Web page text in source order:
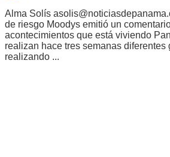
Alma Solís
de riesgo Moodys emitió un
acontecimientos que está viviendo
realizan hace tres semanas diferentes
realizando ...